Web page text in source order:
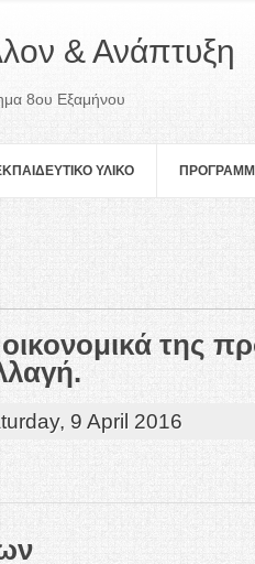
& Ανάπτυξη
8ου Εξαμήνου
ΥΛΙΚΟ
οικονομικά της
9 April 2016